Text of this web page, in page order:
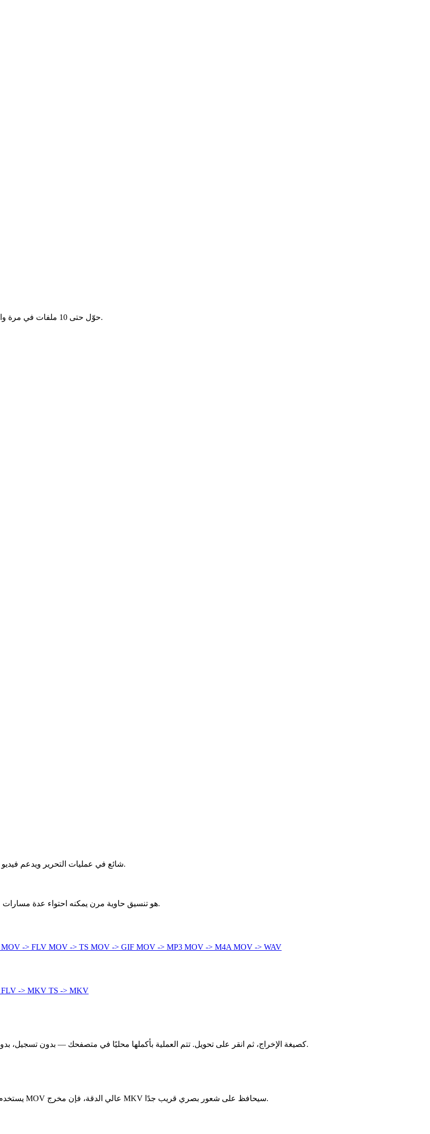
حوّل حتى 10 ملفات في مرة واحدة (حد أقصى 2 جيجابايت لكل ملف). وفّر الوقت بتحويل عدة فيديوهات معًا.
MOV هو تنسيق حاوية وسائط متعددة من Apple، شائع في عمليات التحرير ويدعم فيديو وصوت عالي الجودة.
MKV (Matroska) هو تنسيق حاوية مرن يمكنه احتواء عدة مسارات صوت وترجمات. شائع للفيديو عالي الجودة والأرشفة.
MOV -> FLV MOV -> TS MOV -> GIF MOV -> MP3 MOV -> M4A MOV -> WAV
FLV -> MKV TS -> MKV
اسحب ملف MOV إلى المحول أعلاه، اختر MKV كصيغة الإخراج، ثم انقر على تحويل. تتم العملية بأكملها محليًا في متصفحك — بدون تسجيل، بدون تثبيت، بدون علامة مائية.
يستخدم الإعداد الافتراضي إعدادات عالية الجودة، والفقد بالكاد يُلاحظ. إذا كان مصدر MOV عالي الدقة، فإن مخرج MKV سيحافظ على شعور بصري قريب جدًا.